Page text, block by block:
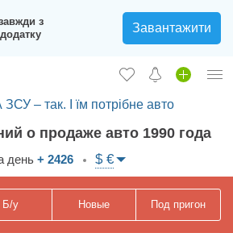
з
Завантажити
ЗСУ
– так. І їм потрібне авто
о продаже авто 1990 года
день + 2426 $ €
Б/у Новые Под пригон